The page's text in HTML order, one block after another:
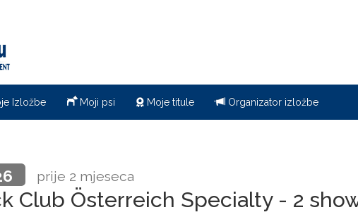
Izložbe Moji psi Moje titule Organizator izložbe
prije 2 mjeseca
Club Österreich Specialty - 2